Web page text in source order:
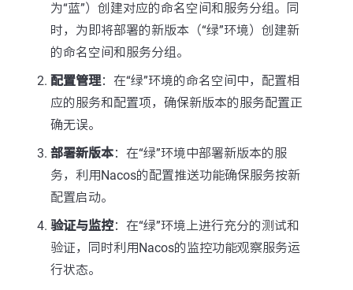
为“蓝”）创建对应的命名空间和服务分组。同
时，为即将部署的新版本（“绿”环境）创建新
的命名空间和服务分组。
配置管理：在“绿”环境的命名空间中，配置相
应的服务和配置项，确保新版本的服务配置正
确无误。
部署新版本：在“绿”环境中部署新版本的服
务，利用Nacos的配置推送功能确保服务按新
配置启动。
验证与监控：在“绿”环境上进行充分的测试和
验证，同时利用Nacos的监控功能观察服务运
行状态。